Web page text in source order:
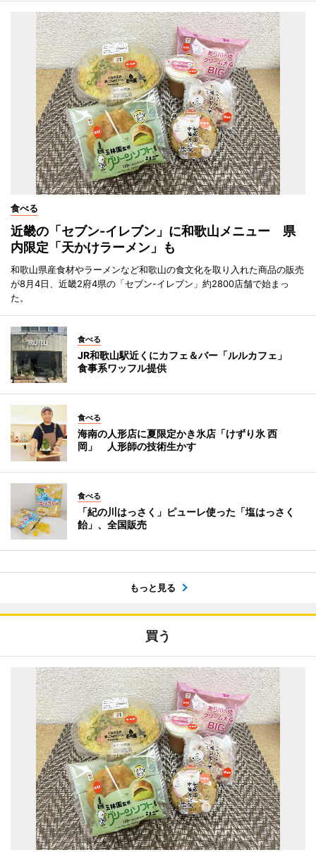
食べる
近畿の「セブン-イレブン」に和歌山メニュー 県
内限定「天かけラーメン」も
和歌山県産食材やラーメンなど和歌山の食文化を取り入れた商品の販売
が8月4日、近畿2府4県の「セブン-イレブン」約2800店舗で始まっ
た。
食べる
JR和歌山駅近くにカフェ＆バー「ルルカフェ」
食事系ワッフル提供
食べる
海南の人形店に夏限定かき氷店「けずり氷 西
岡」 人形師の技術生かす
食べる
「紀の川はっさく」ピューレ使った「塩はっさく
飴」、全国販売
もっと見る
買う